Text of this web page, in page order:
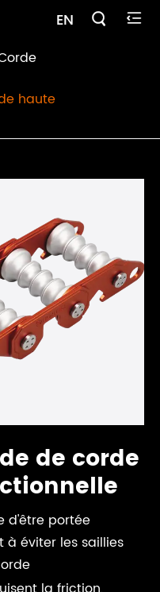
EN  
haute
de corde
d'être portée
éviter les saillies